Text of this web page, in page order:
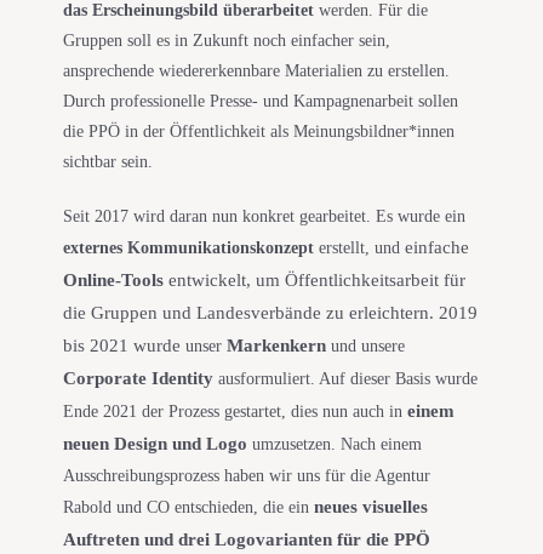
das Erscheinungsbild überarbeitetwerden. Für die
Gruppen soll es in Zukunft noch einfacher sein,
ansprechende wiedererkennbare Materialien zu erstellen.
Durch professionelle Presse- und Kampagnenarbeit sollen
die PPÖ in der Öffentlichkeit als Meinungsbildner*innen
sichtbar sein.
Seit 2017 wird daran nun konkret gearbeitet. Es wurde ein
externes Kommunikationskonzept erstellt, undeinfache
Online-Tools entwickelt, um Öffentlichkeitsarbeit für
die Gruppen und Landesverbände zu erleichtern. 2019
bis 2021 wurde unserMarkenkern und unsere
Corporate Identityausformuliert. Auf dieser Basis wurde
Ende 2021 der Prozess gestartet, dies nun auch ineinem
neuen Design und Logoumzusetzen. Nach einem
Ausschreibungsprozess haben wir uns für die Agentur
Rabold und CO entschieden, die einneues visuelles
Auftreten und drei Logovarianten für die PPÖ